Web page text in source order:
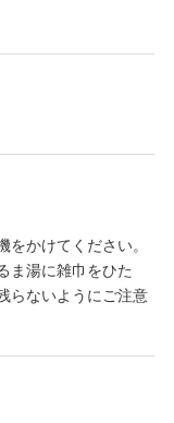
かけてください。
ま湯に雑巾をひた
らないようにご注意